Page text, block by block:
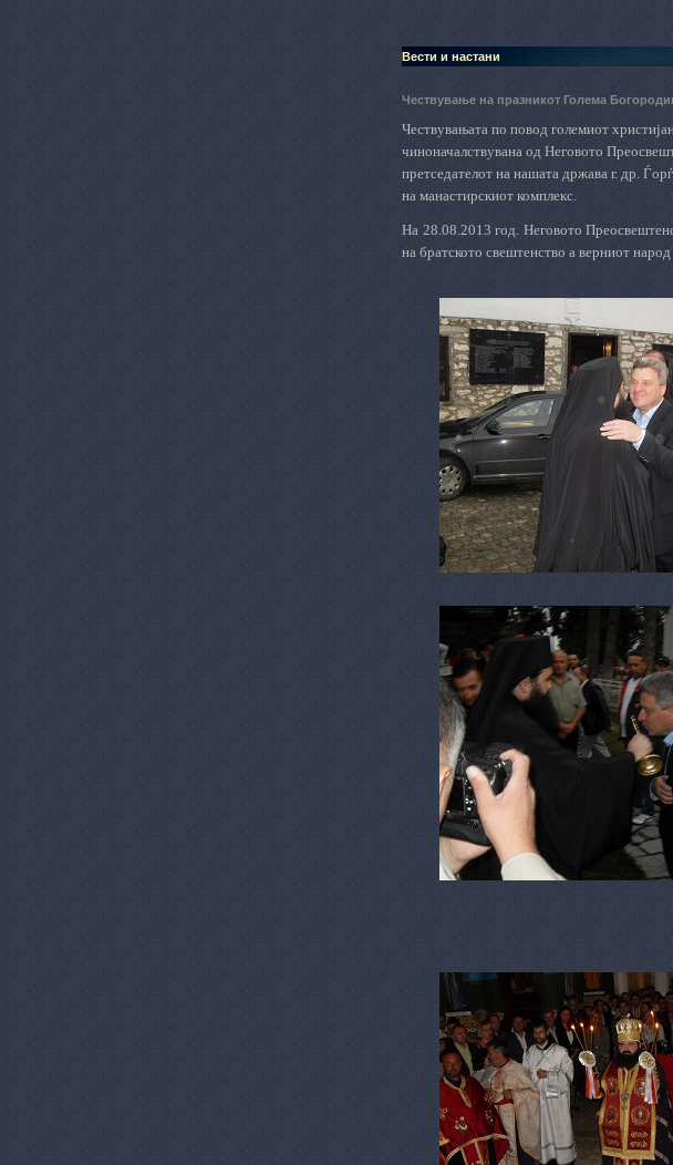
Вести и настани
Чествување на празникот Голема
Чествувањата по повод големиот
чиноначалствувана од Неговото
претседателот на нашата држава г. др.
на манастирскиот комплекс.
На 28.08.2013 год. Неговото
на братското свештенство а верниот